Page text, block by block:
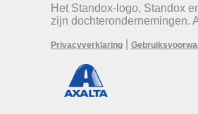
Het Standox-logo, Standox
zijn dochterondernemingen.
Privacyverklaring